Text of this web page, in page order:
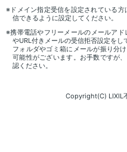
※ドメイン指定受信を設定されている
信できるように設定してください。
※携帯電話やフリーメールのメールア
やURL付きメールの受信拒否設定を
フォルダやゴミ箱にメールが振り分
可能性がございます。お手数ですが
認ください。
Copyright(C) LIXIL